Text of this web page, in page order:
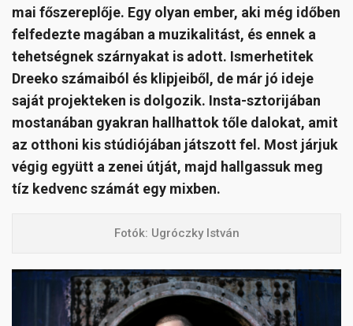
mai főszereplője. Egy olyan ember, aki még időben
felfedezte magában a muzikalitást, és ennek a
tehetségnek szárnyakat is adott. Ismerhetitek
Dreeko számaiból és klipjeiből, de már jó ideje
saját projekteken is dolgozik. Insta-sztorijában
mostanában gyakran hallhattok tőle dalokat, amit
az otthoni kis stúdiójában játszott fel. Most járjuk
végig együtt a zenei útját, majd hallgassuk meg
tíz kedvenc számát egy mixben.
Fotók: Ugróczky István